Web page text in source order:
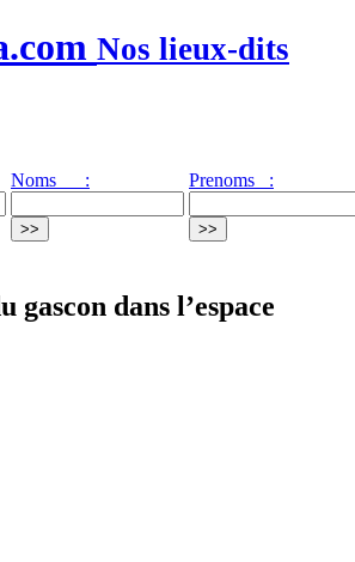
Nos lieux-dits
Noms : Prenoms :
gascon dans l’espace